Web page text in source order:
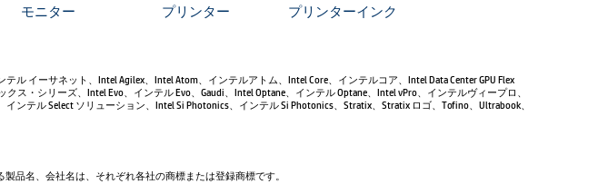
モニター
プリンター
プリンターインク
イーサネット、Intel Agilex、Intel Atom、インテルアトム、Intel Core、インテルコア、Intel Data Center GPU Flex
ス・シリーズ、Intel Evo、インテル Evo、Gaudi、Intel Optane、インテル Optane、Intel vPro、インテルヴィープロ、
インテル Select ソリューション、Intel Si Photonics、インテル Si Photonics、Stratix、Stratix ロゴ、Tofino、Ultrabook、
品名、会社名は、それぞれ各社の商標または登録商標です。